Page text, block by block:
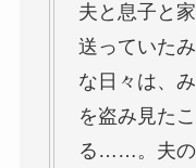
夫と息子と
送っていた
な日々は、
を盗み見た
る……。夫の